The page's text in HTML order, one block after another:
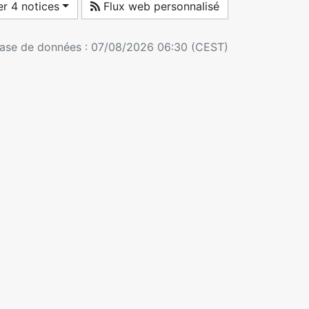
4 notices Flux web personnalisé
de données : 07/08/2026 06:30 (CEST)